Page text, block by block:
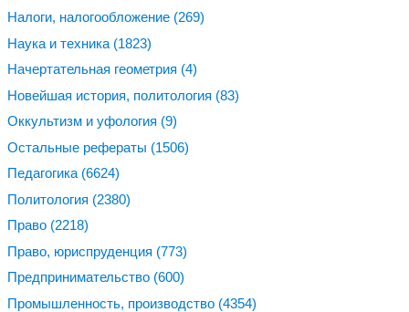
Налоги, налогообложение (269)
Наука и техника (1823)
Начертательная геометрия (4)
Новейшая история, политология (83)
Оккультизм и уфология (9)
Остальные рефераты (1506)
Педагогика (6624)
Политология (2380)
Право (2218)
Право, юриспруденция (773)
Предпринимательство (600)
Промышленность, производство (4354)